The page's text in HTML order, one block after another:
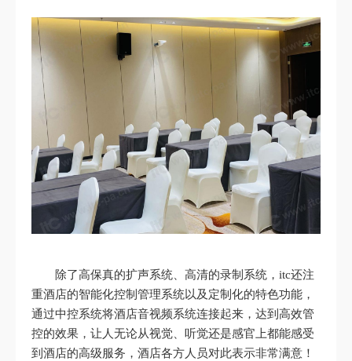
除了高保真的扩声系统、高清的录制系统，itc还注
重酒店的智能化控制管理系统以及定制化的特色功能，
通过中控系统将酒店音视频系统连接起来，达到高效管
控的效果，让人无论从视觉、听觉还是感官上都能感受
到酒店的高级服务，酒店各方人员对此表示非常满意！